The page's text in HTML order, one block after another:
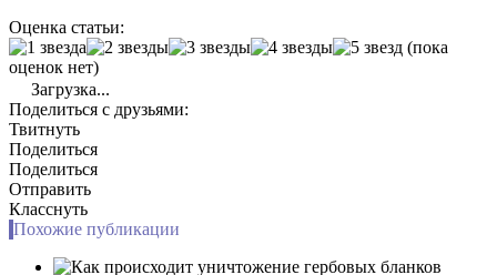
Оценка статьи:
(пока
оценок нет)
Загрузка...
Поделиться с друзьями:
Твитнуть
Поделиться
Поделиться
Отправить
Класснуть
Похожие публикации